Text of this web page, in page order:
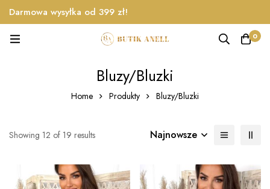
Darmowa wysyłka od 399 zł!
0
Bluzy/Bluzki
Home Produkty Bluzy/Bluzki
Showing 12 of 19 results Najnowsze